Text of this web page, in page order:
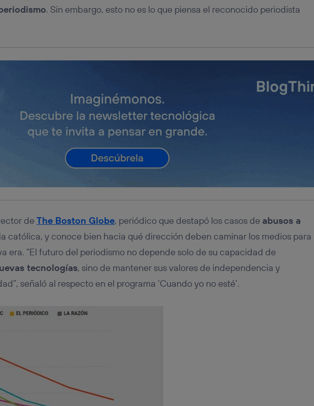
. Sin embargo, esto no es lo que piensa el reconocido periodista
de The Boston Globe, periódico que destapó los casos de abusos a
católica, y conoce bien hacia qué dirección deben caminar los medios para
era. “El futuro del periodismo no depende solo de su capacidad de
tecnologías, sino de mantener sus valores de independencia y
señaló al respecto en el programa ‘Cuando yo no esté’.